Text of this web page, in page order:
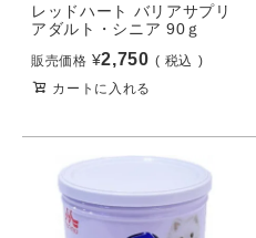
レッドハート バリアサプリ
アダルト・シニア 90ｇ
販売価格 ¥2,750
税込
カートに入れる